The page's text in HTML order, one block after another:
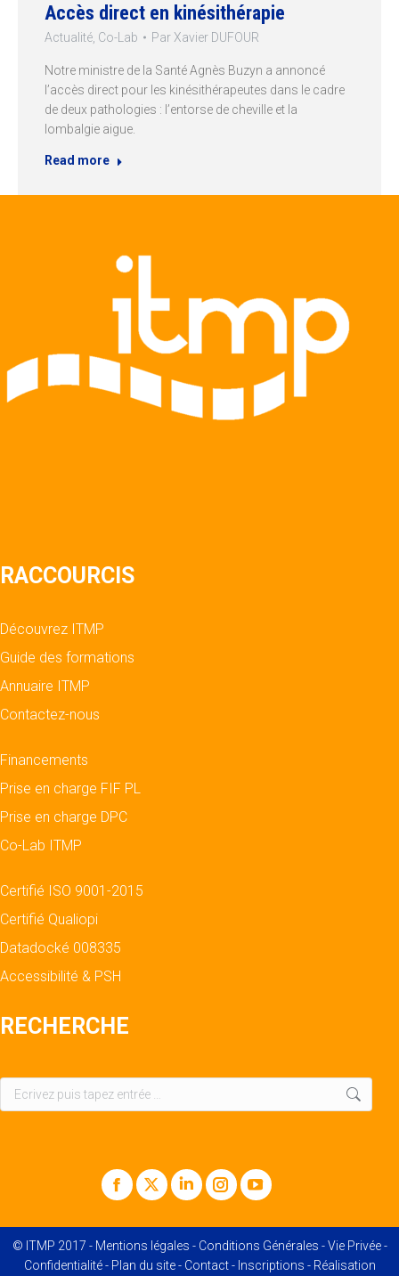
Accès direct en kinésithérapie
Actualité Co-Lab Par Xavier DUFOUR
Notre ministre de la Santé Agnès Buzyn a annoncé
l’accès direct pour les kinésithérapeutes dans le cadre
de deux pathologies : l’entorse de cheville et la
lombalgie aigue.
Read more
RACCOURCIS
Découvrez ITMP
Guide des formations
Annuaire ITMP
Contactez-nous
Financements
Prise en charge FIF PL
Prise en charge DPC
Co-Lab ITMP
Certifié ISO 9001-2015
Certifié Qualiopi
Datadocké 008335
Accessibilité & PSH
RECHERCHE
Recherche
:
Facebook
X LinkedInInstagramYouTube
© ITMP 2017 - Mentions légales - Conditions Générales -Vie Privée-
Confidentialité- Plan du site- Contact- Inscriptions - Réalisation